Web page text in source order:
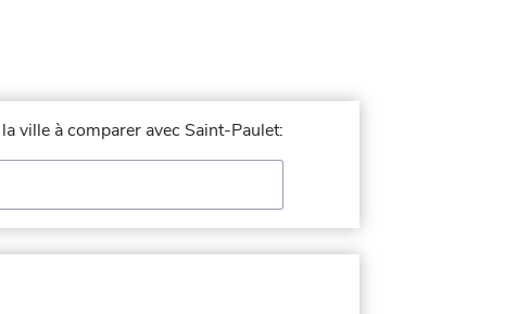
ville à comparer avec Saint-Paulet: